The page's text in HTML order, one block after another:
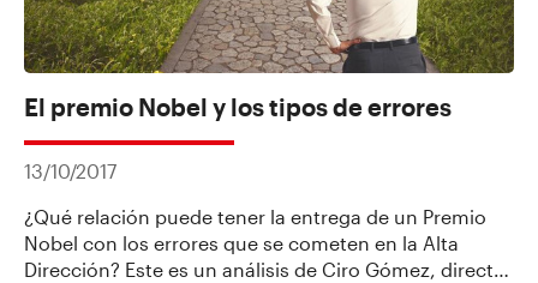
El premio Nobel y los tipos de errores
13/10/2017
¿Qué relación puede tener la entrega de un Premio
Nobel con los errores que se cometen en la Alta
Dirección? Este es un análisis de Ciro Gómez, director